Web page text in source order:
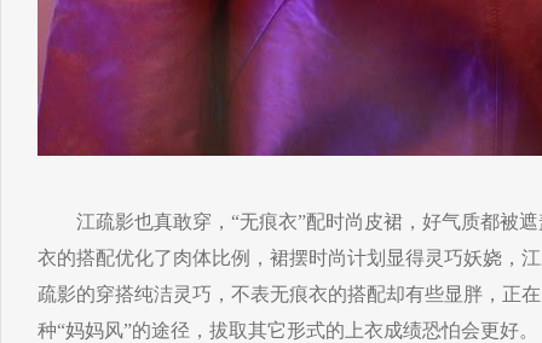
江疏影也真敢穿，“无痕衣”配时尚皮裙，好气质都被遮
衣的搭配优化了肉体比例，裙摆时尚计划显得灵巧妖娆，
疏影的穿搭纯洁灵巧，不表无痕衣的搭配却有些显胖，正
种“妈妈风”的途径，拔取其它形式的上衣成绩恐怕会更好。